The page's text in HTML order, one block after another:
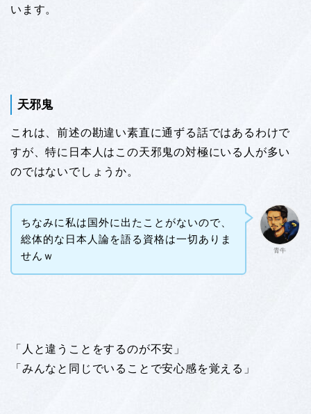
います。
天邪鬼
これは、前述の勘違い素直に通ずる話ではあるわけで
すが、特に日本人はこの天邪鬼の対極にいる人が多い
のではないでしょうか。
青牛
ちなみに私は国外に出たことがないので、
総体的な日本人論を語る資格は一切ありま
せんｗ
「人と違うことをするのが不安」
「みんなと同じでいることで安心感を覚える」